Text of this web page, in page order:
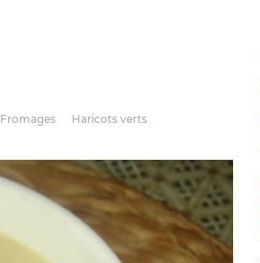
Fromages
Haricots verts